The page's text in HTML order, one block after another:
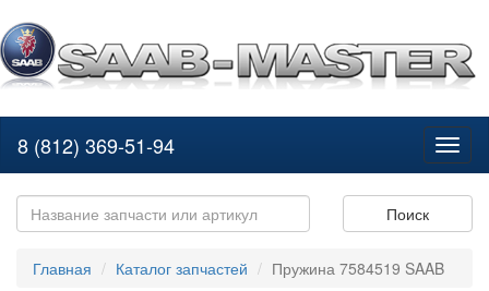
8 (812) 369-51-94
Поиск
Главная Каталог запчастей Пружина 7584519 SAAB